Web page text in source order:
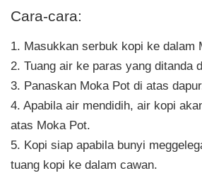
Cara-cara:
1. Masukkan serbuk kopi ke dalam
2. Tuang air ke paras yang ditanda
3. Panaskan Moka Pot di atas
4. Apabila air mendidih, air kopi
atas Moka Pot.
5. Kopi siap apabila bunyi
tuang kopi ke dalam cawan.